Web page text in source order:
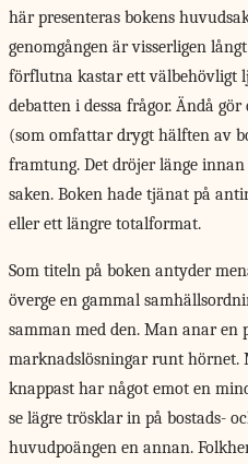
här presenteras bokens
genomgången är visserligen
förflutna kastar ett välbehövligt
debatten i dessa frågor. Ändå
(som omfattar drygt hälften av
framtung. Det dröjer länge
saken. Boken hade tjänat på
eller ett längre totalformat.
Som titeln på boken antyder
överge en gammal
samman med den. Man anar en
marknadslösningar runt hörnet.
knappast har något emot en
se lägre trösklar in på bostads-
huvudpoängen en annan.